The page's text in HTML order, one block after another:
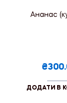
Ананас
ДОДАТИ В